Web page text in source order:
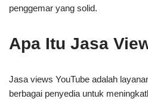
penggemar yang solid.
Apa Itu Jasa
Jasa views YouTube adalah
berbagai penyedia untuk